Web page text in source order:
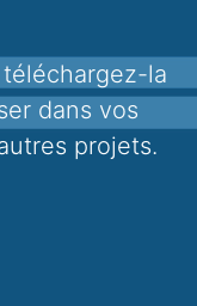
dans vos
projets.